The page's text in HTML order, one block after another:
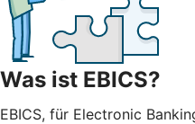
Was ist EBICS?
EBICS, für Electronic